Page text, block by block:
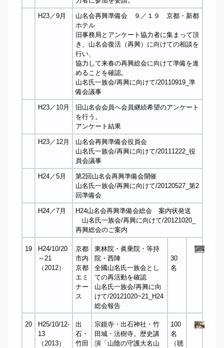
H23／9月
山名会再興準備会 ９／１９ 京都・新都
ホテル
旧事務局とアンケート協力者に集まって頂
き、山名会復活（再興）に向けての相談を
行い、
協力して来春の再興総会に向けて準備を進
めることを確認。
山名氏一族会​/再興に向けて​/20110919_準
備会議事
H23／10月
旧山名会会員へ会員継続希望のアンケート
を行う。
アンケート結果
H23／12月
山名会再興準備会役員会
山名氏一族会​/再興に向けて​/20111222_役
員会議事
H24／5月
第2回山名会再興準備会開催
山名氏一族会​/再興に向けて​/20120527_第2
回準備会
H24／7月
H24山名会再興準備会総会 案内状発送
山名氏一族会​/再興に向けて​/20121020_
再興総会のご案内
19
H24/10/20
～21
（2012）
京都
市内
京都
エミ
ナー
ス
東林院・眞乗院・等持
院・西陣
全國山名氏一族会とし
ての再活動を確認
山名氏一族会​/再興に向
けて​/20121020~21_H24
総会報告
30
名
20
H25/10/12-
13
（2013）
出
石・
竹田
宗鏡寺・出石神社・竹
田城・法樹寺。歴史講
演「山陰の守護大名山
100
名
（聴